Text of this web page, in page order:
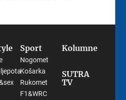
Sport
Nogomet
Košarka
Rukomet
F1&WRC
Kolumne
SUTRA
TV